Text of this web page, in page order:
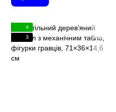
4
3